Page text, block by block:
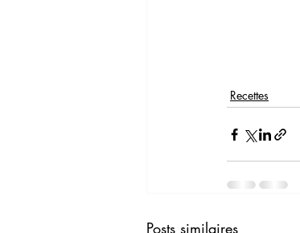
Recettes
Posts similaires